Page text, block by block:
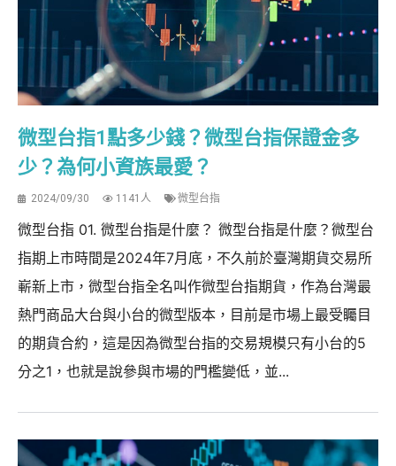
微型台指1點多少錢？微型台指保證金多
少？為何小資族最愛？
2024/09/30 1141人 微型台指
微型台指 01. 微型台指是什麼？ 微型台指是什麼？微型台
指期上市時間是2024年7月底，不久前於臺灣期貨交易所
嶄新上市，微型台指全名叫作微型台指期貨，作為台灣最
熱門商品大台與小台的微型版本，目前是市場上最受矚目
的期貨合約，這是因為微型台指的交易規模只有小台的5
分之1，也就是說參與市場的門檻變低，並...